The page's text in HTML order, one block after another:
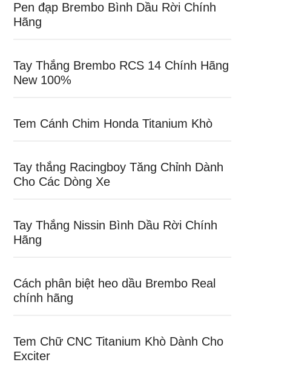
Pen đạp Brembo Bình Dầu Rời Chính
Hãng
Tay Thắng Brembo RCS 14 Chính Hãng
New 100%
Tem Cánh Chim Honda Titanium Khò
Tay thắng Racingboy Tăng Chỉnh Dành
Cho Các Dòng Xe
Tay Thắng Nissin Bình Dầu Rời Chính
Hãng
Cách phân biệt heo dầu Brembo Real
chính hãng
Tem Chữ CNC Titanium Khò Dành Cho
Exciter